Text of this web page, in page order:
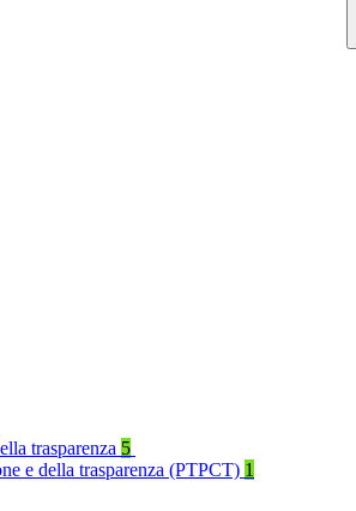
trasparenza 5
e della trasparenza (PTPCT) 1